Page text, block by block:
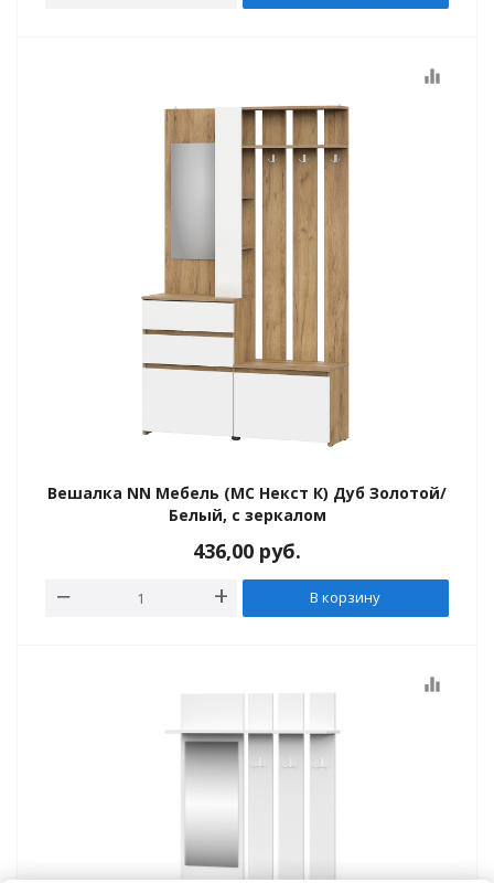
equalizer
Вешалка NN Мебель (МС Некст К) Дуб Золотой/
Белый, с зеркалом
436,00 руб.
В корзину
equalizer